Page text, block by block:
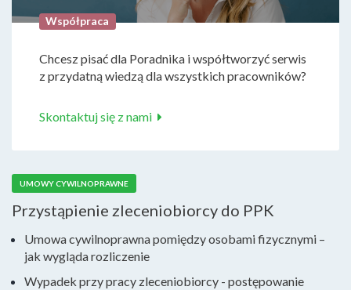
Współpraca
Chcesz pisać dla Poradnika i współtworzyć serwis
z przydatną wiedzą dla wszystkich pracowników?
Skontaktuj się z nami
UMOWY CYWILNOPRAWNE
Przystąpienie zleceniobiorcy do PPK
Umowa cywilnoprawna pomiędzy osobami fizycznymi –
jak wygląda rozliczenie
Wypadek przy pracy zleceniobiorcy - postępowanie